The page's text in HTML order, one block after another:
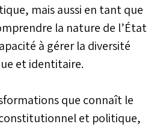
mais aussi en tant que
la nature de l’État
à gérer la diversité
et identitaire.
que connaît le
et politique,